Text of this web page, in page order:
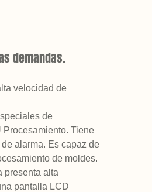
demandas.
velocidad de
de
Tiene
alarma. Es capaz de
de moldes.
presenta alta
pantalla LCD